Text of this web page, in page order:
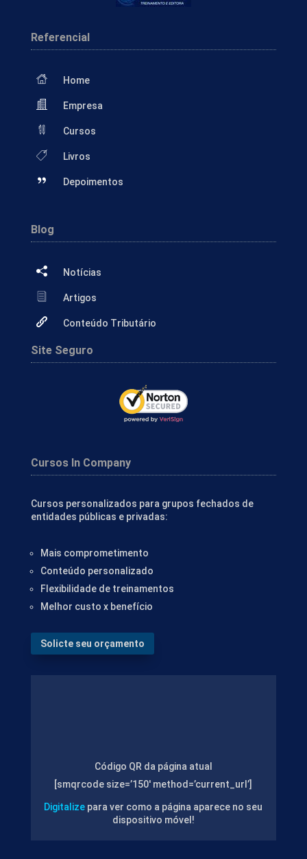
Referencial
Home
Empresa
Cursos
Livros
Depoimentos
Blog
Notícias
Artigos
Conteúdo Tributário
Site Seguro
Cursos In Company
Cursos personalizados para grupos fechados de
entidades públicas e privadas:
Mais comprometimento
Conteúdo personalizado
Flexibilidade de treinamentos
Melhor custo x benefício
Solicte seu orçamento
Código QR da página atual
[smqrcode size=’150′ method=’current_url’]
Digitalize para ver como a página aparece no seu
dispositivo móvel!